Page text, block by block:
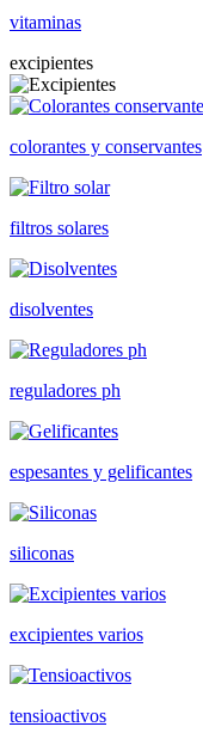
vitaminas
excipientes
colorantes y conservantes
filtros solares
disolventes
reguladores ph
espesantes y gelificantes
siliconas
excipientes varios
tensioactivos